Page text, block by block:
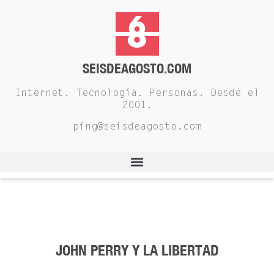
SEISDEAGOSTO.COM
Internet. Tecnología. Personas. Desde el
2001.
ping@seisdeagosto.com
JOHN PERRY Y LA LIBERTAD